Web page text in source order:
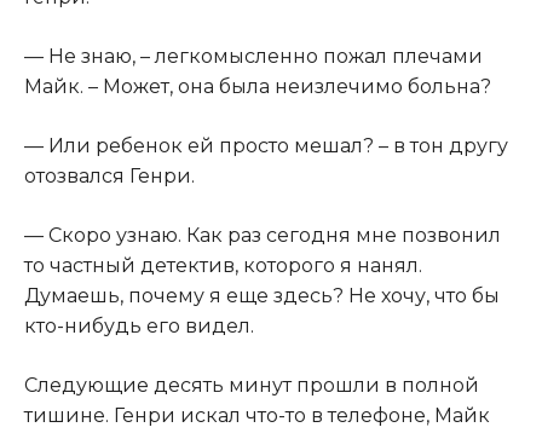
— Не знаю, – легкомысленно пожал плечами
Майк. – Может, она была неизлечимо больна?
— Или ребенок ей просто мешал? – в тон другу
отозвался Генри.
— Скоро узнаю. Как раз сегодня мне позвонил
то частный детектив, которого я нанял.
Думаешь, почему я еще здесь? Не хочу, что бы
кто-нибудь его видел.
Следующие десять минут прошли в полной
тишине. Генри искал что-то в телефоне, Майк